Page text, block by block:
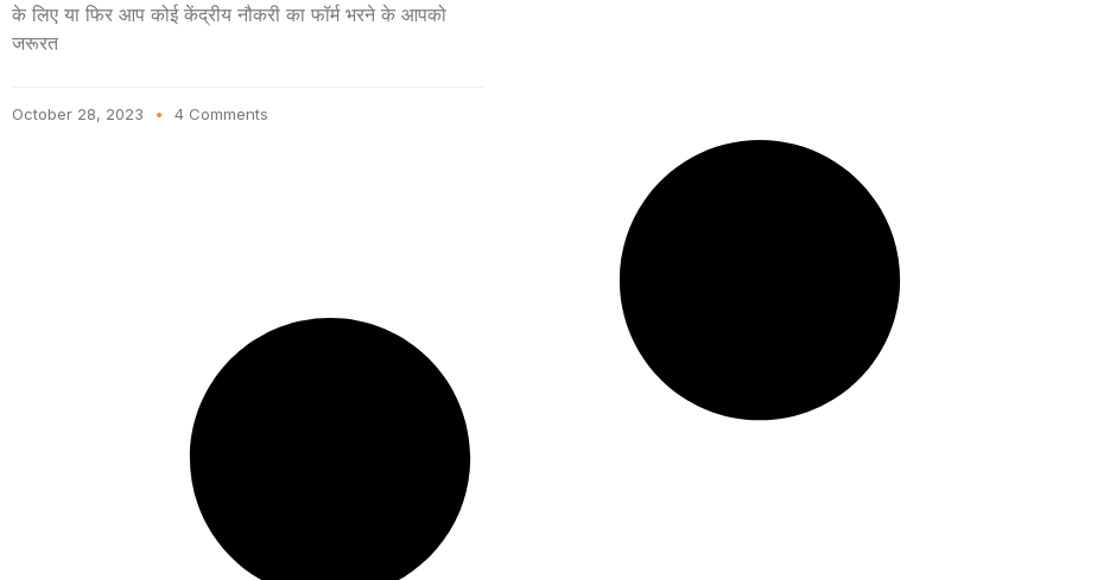
के लिए या फिर आप कोई केंद्रीय नौकरी का फॉर्म भरने के आपको
जरूरत
October 28, 2023 4 Comments